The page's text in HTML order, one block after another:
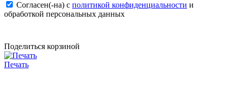
Согласен(-на) c политикой конфиденциальности и
обработкой персональных данных
Поделиться корзиной
Печать